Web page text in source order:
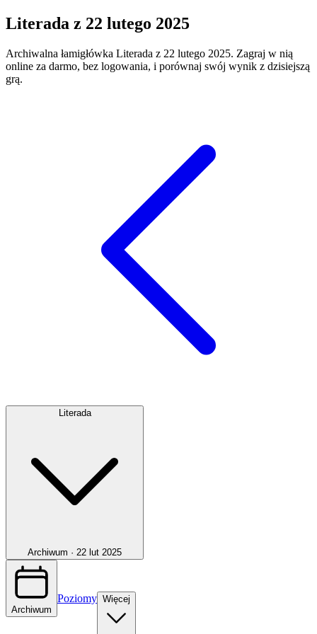
Literada z 22 lutego 2025
Archiwalna łamigłówka Literada z 22 lutego 2025. Zagraj w nią
online za darmo, bez logowania, i porównaj swój wynik z dzisiejszą
grą.
Literada
Archiwum · 22 lut 2025
Archiwum
Poziomy Więcej